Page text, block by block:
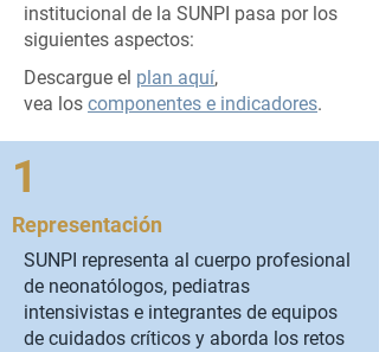
institucional de la SUNPI pasa por los
siguientes aspectos:
Descargue el plan aquí,
vea los componentes e indicadores.
1
Representación
SUNPI representa al cuerpo profesional
de neonatólogos, pediatras
intensivistas e integrantes de equipos
de cuidados críticos y aborda los retos